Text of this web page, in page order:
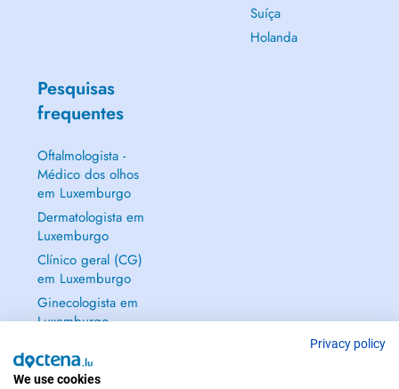
Suíça
Holanda
Pesquisas
frequentes
Oftalmologista -
Médico dos olhos
em Luxemburgo
Dermatologista em
Luxemburgo
Clínico geral (CG)
em Luxemburgo
Ginecologista em
Luxemburgo
Privacy policy
We use cookies